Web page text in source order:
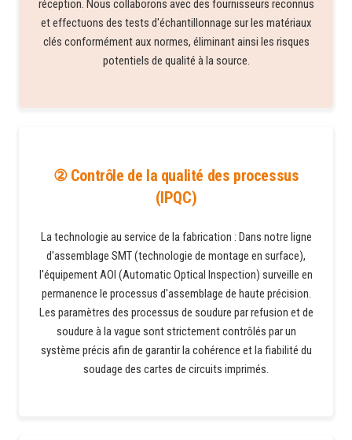
réception. Nous collaborons avec des fournisseurs reconnus
et effectuons des tests d'échantillonnage sur les matériaux
clés conformément aux normes, éliminant ainsi les risques
potentiels de qualité à la source.
② Contrôle de la qualité des processus
(IPQC)
La technologie au service de la fabrication : Dans notre ligne
d'assemblage SMT (technologie de montage en surface),
l'équipement AOI (Automatic Optical Inspection) surveille en
permanence le processus d'assemblage de haute précision.
Les paramètres des processus de soudure par refusion et de
soudure à la vague sont strictement contrôlés par un
système précis afin de garantir la cohérence et la fiabilité du
soudage des cartes de circuits imprimés.